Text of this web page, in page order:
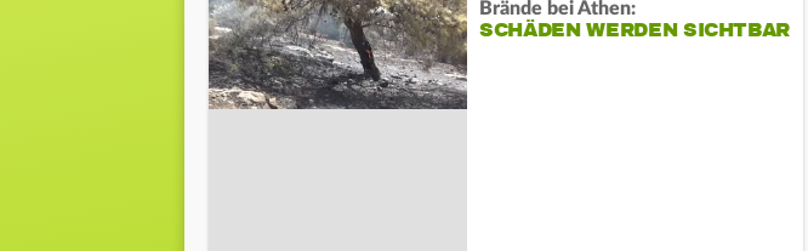
Brände bei Athen:
SCHÄDEN WERDEN SICHTBAR